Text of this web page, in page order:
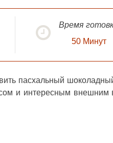
Время
50 Минут
пасхальный
и интересным